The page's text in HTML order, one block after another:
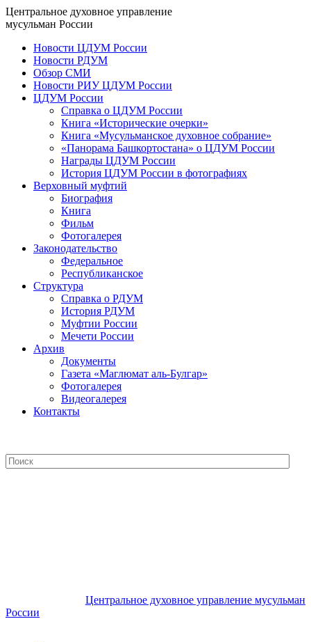
Центральное духовное управление
мусульман России
Новости ЦДУМ России
Новости РДУМ
Обзор СМИ
Новости РИУ ЦДУМ России
ЦДУМ России
Справка о ЦДУМ России
Книга «Исторические очерки»
Книга «Мусульманское духовное собрание»
«Панорама Башкортостана» о ЦДУМ России
Награды ЦДУМ России
История ЦДУМ России в фотографиях
Верховный муфтий
Биография
Книга
Фильм
Фотогалерея
Законодательство
Федеральное
Республиканское
Структура
Справка о РДУМ
История РДУМ
Муфтии России
Мечети России
Архив
Документы
Газета «Маглюмат аль-Булгар»
Фотогалерея
Видеогалерея
Контакты
Центральное духовное управление мусульман
России